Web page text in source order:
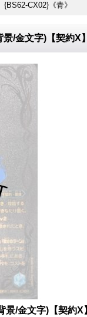
CX02}《青》
/金文字)【契約X
/金文字)【契約X